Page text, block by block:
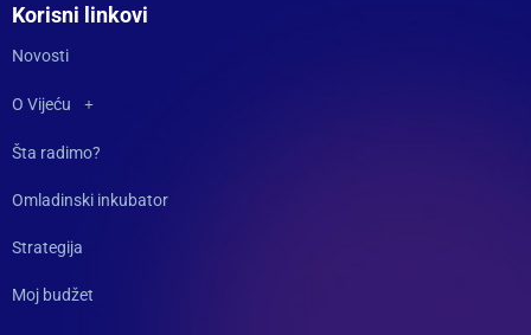
Korisni linkovi
Novosti
O Vijeću
Šta radimo?
Omladinski inkubator
Strategija
Moj budžet